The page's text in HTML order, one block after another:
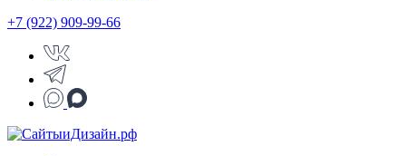
+7 (922) 909-99-66